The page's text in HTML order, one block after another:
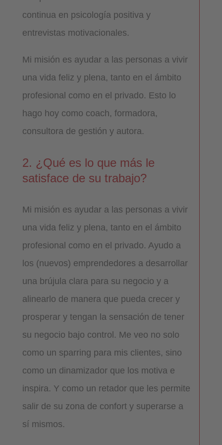
continua en psicología positiva y
entrevistas motivacionales.
Mi misión es ayudar a las personas a vivir
una vida feliz y plena, tanto en el ámbito
profesional como en el privado. Esto lo
hago hoy como coach, formadora,
consultora de gestión y autora.
2. ¿Qué es lo que más le
satisface de su trabajo?
Mi misión es ayudar a las personas a vivir
una vida feliz y plena, tanto en el ámbito
profesional como en el privado. Ayudo a
los (nuevos) emprendedores a desarrollar
una brújula clara para su negocio y a
alinearlo de manera que pueda crecer y
prosperar y tengan la sensación de tener
su negocio bajo control. Me veo no solo
como un sparring para mis clientes, sino
como un dinamizador que los motiva e
inspira. Y como un retador que les permite
salir de su zona de confort y superarse a
sí mismos.